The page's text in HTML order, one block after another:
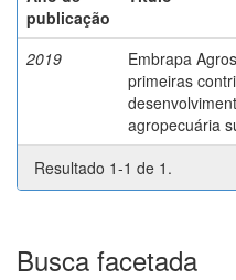
publicação
2019
Embrapa
primeiras
agropecuária
Resultado 1-1 de 1.
Busca facetada